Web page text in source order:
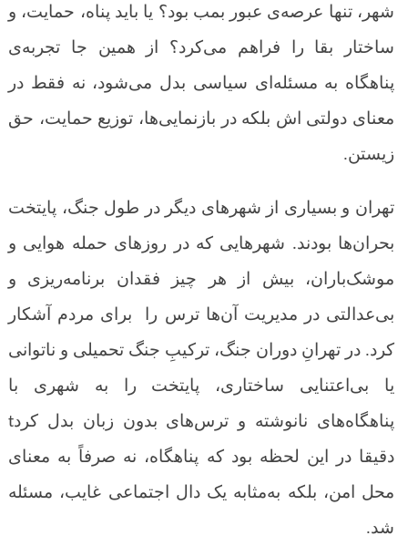
شهر، تنها عرصه‌ی عبور بمب بود؟ یا باید پناه، حمایت، و
ساختار بقا را فراهم می‌کرد؟ از همین جا تجربه‌ی
پناهگاه به مسئله‌ای سیاسی بدل می‌شود، نه فقط در
معنای دولتی اش بلکه در بازنمایی‌ها، توزیع حمایت، حق
زیستن.
تهران و بسیاری از شهرهای دیگر در طول جنگ، پایتخت
بحران‌ها بودند. شهرهایی که در روزهای حمله هوایی و
موشک‌باران، بیش از هر چیز فقدان برنامه‌ریزی و
بی‌عدالتی در مدیریت آن‌ها ترس را برای مردم آشکار
کرد. در تهرانِ دوران جنگ، ترکیبِ جنگ تحمیلی و ناتوانی
یا بی‌اعتنایی ساختاری، پایتخت را به شهری با
پناهگاه‌های نانوشته و ترس‌های بدون زبان بدل کردt
دقیقا در این لحظه بود که پناهگاه، نه صرفاً به معنای
محل امن، بلکه به‌مثابه یک دال اجتماعی غایب، مسئله
شد.